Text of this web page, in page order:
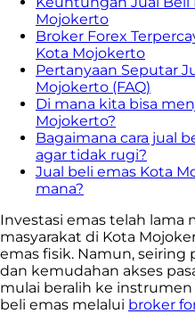
Mojokerto
Broker Forex
Kota Mojokerto
Pertanyaan Seputar
Mojokerto (FAQ)
Di mana kita bisa
Mojokerto?
Bagaimana cara jual
agar tidak rugi?
Jual beli emas Kota
mana?
Investasi emas telah lama
masyarakat di Kota
emas fisik. Namun,
dan kemudahan akses
mulai beralih ke
beli emas melalui broker